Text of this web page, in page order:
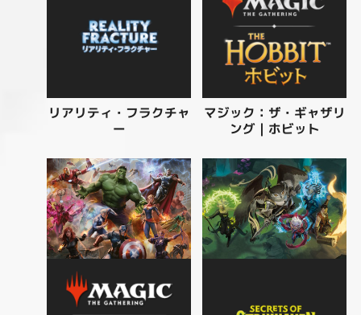
リアリティ・フラクチャ
ー
マジック：ザ・ギャザリ
ング | ホビット